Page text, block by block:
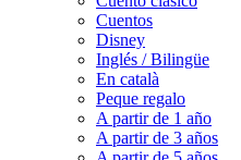
Cuentos
Disney
Inglés / Bilingüe
En català
Peque regalo
A partir de 1 año
A partir de 3 años